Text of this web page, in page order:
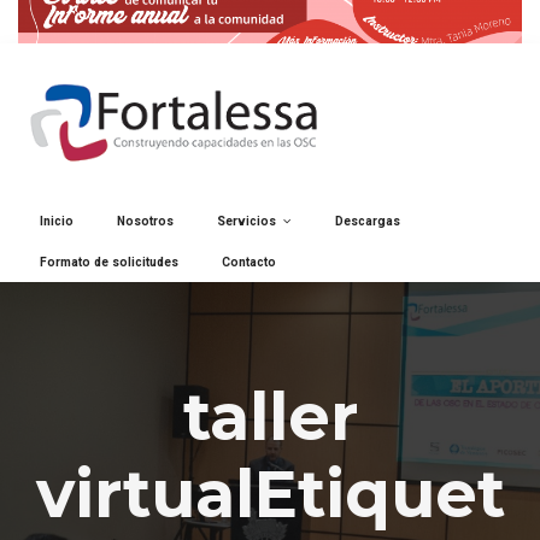
Inicio Nosotros Servicios Descargas
Formato de solicitudes Contacto
taller
virtualEtiquet